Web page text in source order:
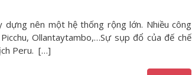
nên một hệ thống rộng lớn. Nhiều công
Ollantaytambo,…Sự sụp đổ của đế chế
Peru. […]